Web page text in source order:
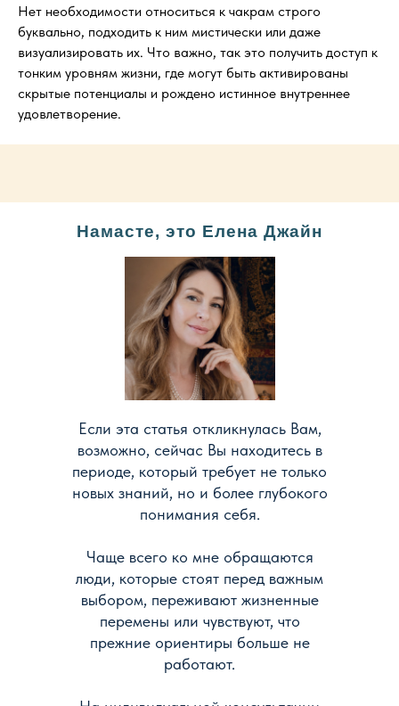
Нет необходимости относиться к чакрам строго
буквально, подходить к ним мистически или даже
визуализировать их. Что важно, так это получить доступ к
тонким уровням жизни, где могут быть активированы
скрытые потенциалы и рождено истинное внутреннее
удовлетворение.
Намасте, это Елена Джайн
Если эта статья откликнулась Вам,
возможно, сейчас Вы находитесь в
периоде, который требует не только
новых знаний, но и более глубокого
понимания себя.
Чаще всего ко мне обращаются
люди, которые стоят перед важным
выбором, переживают жизненные
перемены или чувствуют, что
прежние ориентиры больше не
работают.